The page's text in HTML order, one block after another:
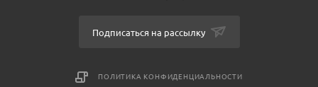
Подписаться на рассылку
ПОЛИТИКА КОНФИДЕНЦИАЛЬНОСТИ